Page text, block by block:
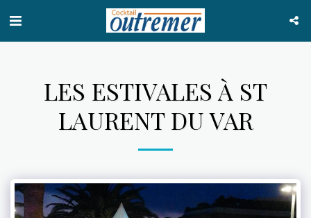
LES ESTIVALES À ST
LAURENT DU VAR